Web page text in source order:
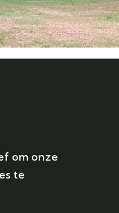
om onze
te